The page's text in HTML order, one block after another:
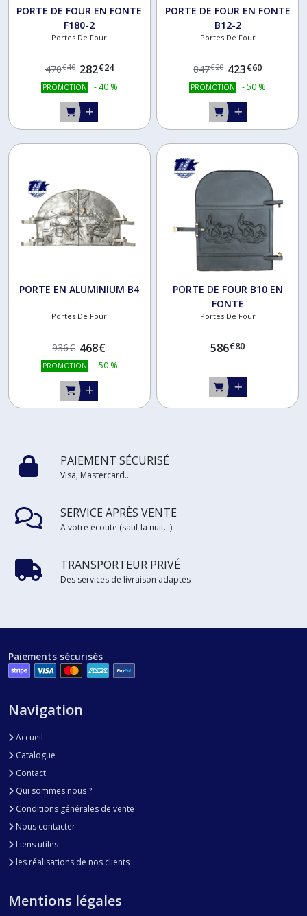
PORTE DE FOUR EN FONTE
F180-2
Portes De Four
470€40 282€24
PROMOTION - 40 %
PORTE DE FOUR EN FONTE
B12-2
Portes De Four
847€20 423€60
PROMOTION -50 %
PORTE EN ALUMINIUM B4
Portes De Four
936€ 468€
PROMOTION -50 %
PORTE DE FOUR B10 EN
FONTE
Portes De Four
586€80
PAIEMENT SÉCURISÉ
Visa, Mastercard...
SERVICE APRÈS VENTE
A votre écoute (sauf la nuit...)
TRANSPORTEUR PRIVÉ
Des services de livraison adaptés
Paiements sécurisés
Navigation
Accueil
Catalogue
Contact
Qui sommes nous ?
Conditions générales de vente
Nous contacter
Liens utiles
les réalisations de nos clients
Mentions légales